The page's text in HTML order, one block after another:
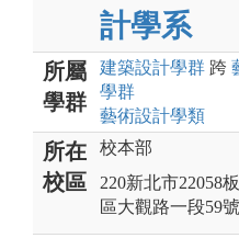
計學系
所屬
學群
建築設計學群 跨
學群
藝術設計學類
所在
校區
校本部
220新北市22058
區大觀路一段59號